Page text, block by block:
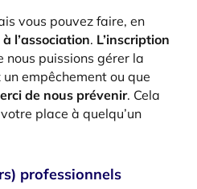
vous pouvez faire, en
l’association. L’inscription
nous puissions gérer la
empêchement ou que
de nous prévenir. Cela
place à quelqu’un
professionnels